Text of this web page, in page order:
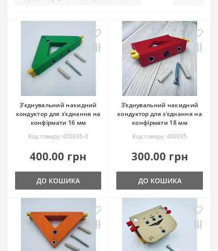
З'єднувальний накидний
кондуктор для з'єднання на
конфірмати 16 мм
Код товару: 400035-3
400.00 грн
ДО КОШИКА
З'єднувальний накидний
кондуктор для з'єднання на
конфірмати 18 мм
Код товару: 400035
300.00 грн
ДО КОШИКА